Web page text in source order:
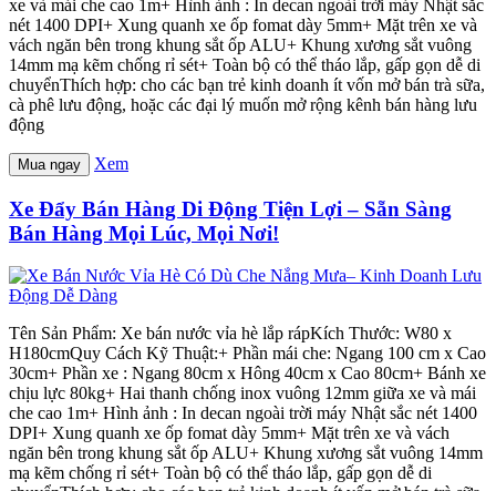
xe và mái che cao 1m+ Hình ảnh : In decan ngoài trời máy Nhật sắc
nét 1400 DPI+ Xung quanh xe ốp fomat dày 5mm+ Mặt trên xe và
vách ngăn bên trong khung sắt ốp ALU+ Khung xương sắt vuông
14mm mạ kẽm chống rỉ sét+ Toàn bộ có thể tháo lắp, gấp gọn dễ di
chuyểnThích hợp: cho các bạn trẻ kinh doanh ít vốn mở bán trà sữa,
cà phê lưu động, hoặc các đại lý muốn mở rộng kênh bán hàng lưu
động
Mua ngay Xem
Xe Đẩy Bán Hàng Di Động Tiện Lợi – Sẵn Sàng
Bán Hàng Mọi Lúc, Mọi Nơi!
Tên Sản Phẩm: Xe bán nước vỉa hè lắp rápKích Thước: W80 x
H180cmQuy Cách Kỹ Thuật:+ Phần mái che: Ngang 100 cm x Cao
30cm+ Phần xe : Ngang 80cm x Hông 40cm x Cao 80cm+ Bánh xe
chịu lực 80kg+ Hai thanh chống inox vuông 12mm giữa xe và mái
che cao 1m+ Hình ảnh : In decan ngoài trời máy Nhật sắc nét 1400
DPI+ Xung quanh xe ốp fomat dày 5mm+ Mặt trên xe và vách
ngăn bên trong khung sắt ốp ALU+ Khung xương sắt vuông 14mm
mạ kẽm chống rỉ sét+ Toàn bộ có thể tháo lắp, gấp gọn dễ di